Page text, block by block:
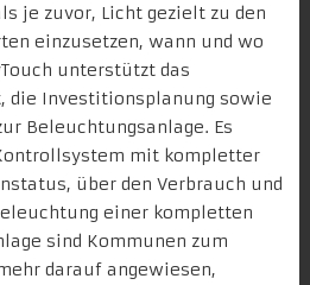
je zuvor, Licht gezielt zu den
einzusetzen, wann und wo
unterstützt das
die Investitionsplanung sowie
Beleuchtungsanlage. Es
mit kompletter
über den Verbrauch und
einer kompletten
sind Kommunen zum
darauf angewiesen,